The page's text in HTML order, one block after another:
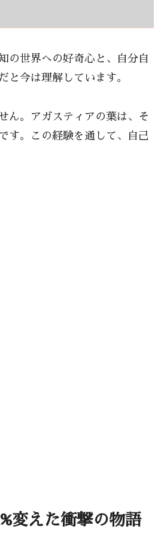
の世界への好奇心と、自分自
と今は理解しています。
ん。アガスティアの葉は、そ
す。この経験を通して、自己
変えた衝撃の物語